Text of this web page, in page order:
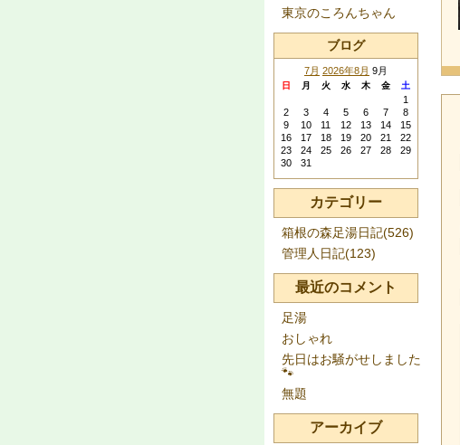
東京のころんちゃん
ブログ
7月 2026年8月 9月
日 月 火 水 木 金 土
1
2
3 4 5 6 7
8
9
10 11 12 13 14
15
16
17 18 19 20 21
22
23
24 25 26 27 28
29
30
31
カテゴリー
箱根の森足湯日記(526)
管理人日記(123)
最近のコメント
足湯
おしゃれ
先日はお騒がせしました
🐾
無題
アーカイブ